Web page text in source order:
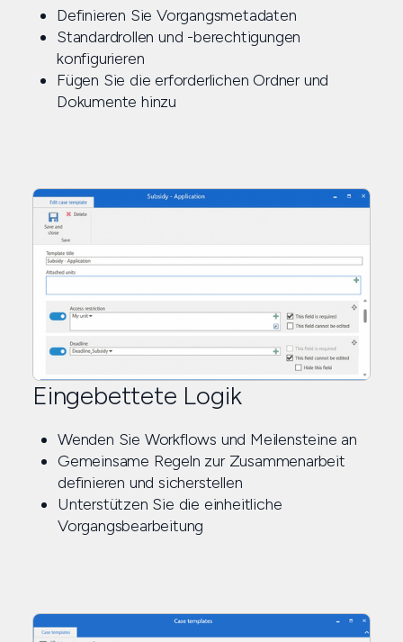
Definieren Sie Vorgangsmetadaten
Standardrollen und -berechtigungen
konfigurieren
Fügen Sie die erforderlichen Ordner und
Dokumente hinzu
Eingebettete Logik
Wenden Sie Workflows und Meilensteine an
Gemeinsame Regeln zur Zusammenarbeit
definieren und sicherstellen
Unterstützen Sie die einheitliche
Vorgangsbearbeitung